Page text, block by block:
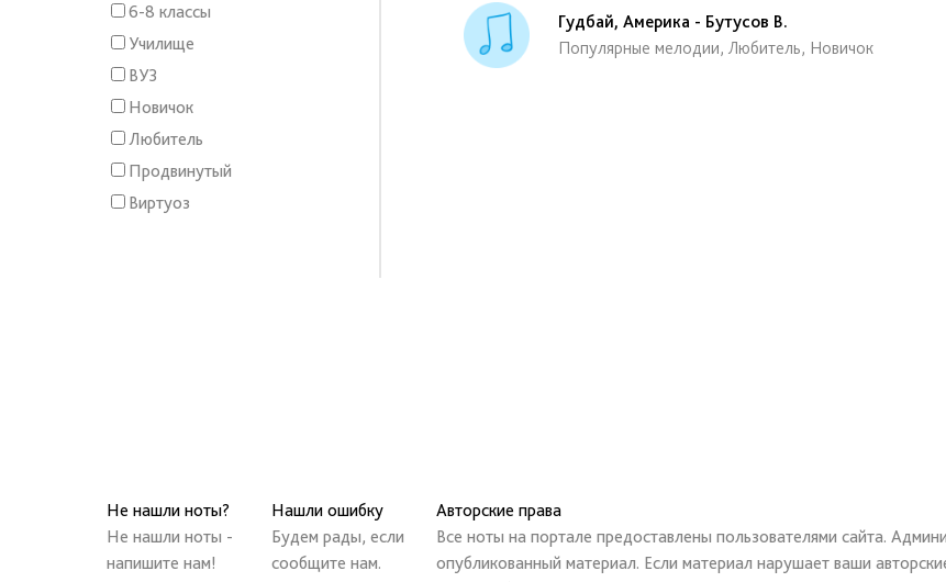
6-8 классы
Училище
ВУЗ
Новичок
Любитель
Продвинутый
Виртуоз
Гудбай, Америка - Бутусов В.
Популярные мелодии, Любитель, Новичок
Не нашли ноты?
Не нашли ноты -
напишите нам!
Нашли ошибку
Будем рады, если
сообщите нам.
Авторские права
Все ноты на портале предоставлены пользователями сайта.
опубликованный материал. Если материал нарушает ваши